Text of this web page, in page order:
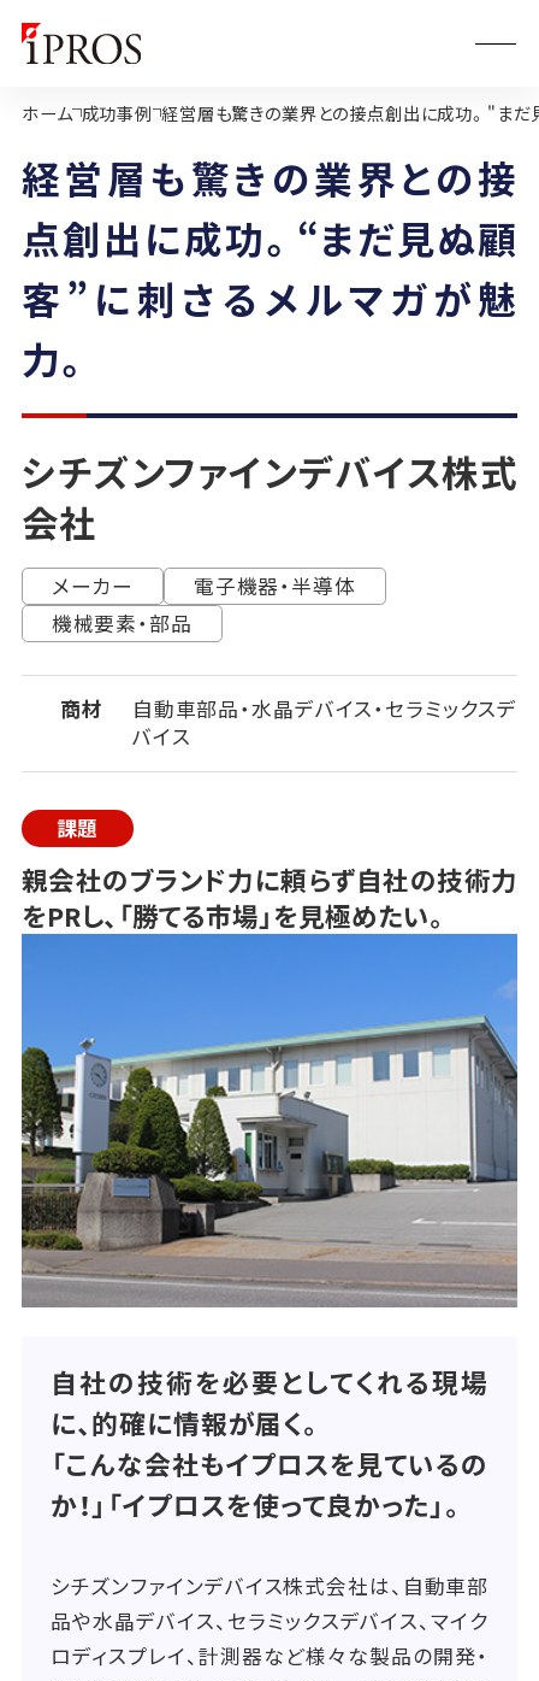
ホーム 成功事例 経営層も驚きの業界との接点創出に成功。"まだ
経営層も驚きの業界との接
点創出に成功。“まだ見ぬ顧
客”に刺さるメルマガが魅
力。
シチズンファインデバイス株式
会社
メーカー
電子機器・半導体
機械要素・部品
商材
自動車部品・水晶デバイス・セラミックスデ
バイス
課題
親会社のブランド力に頼らず自社の技術力
をPRし、「勝てる市場」を見極めたい。
自社の技術を必要としてくれる現場
に、的確に情報が届く。
「こんな会社もイプロスを見ているの
か！」「イプロスを使って良かった」。
シチズンファインデバイス株式会社は、自動車部
品や水晶デバイス、セラミックスデバイス、マイク
ロディスプレイ、計測器など様々な製品の開発・